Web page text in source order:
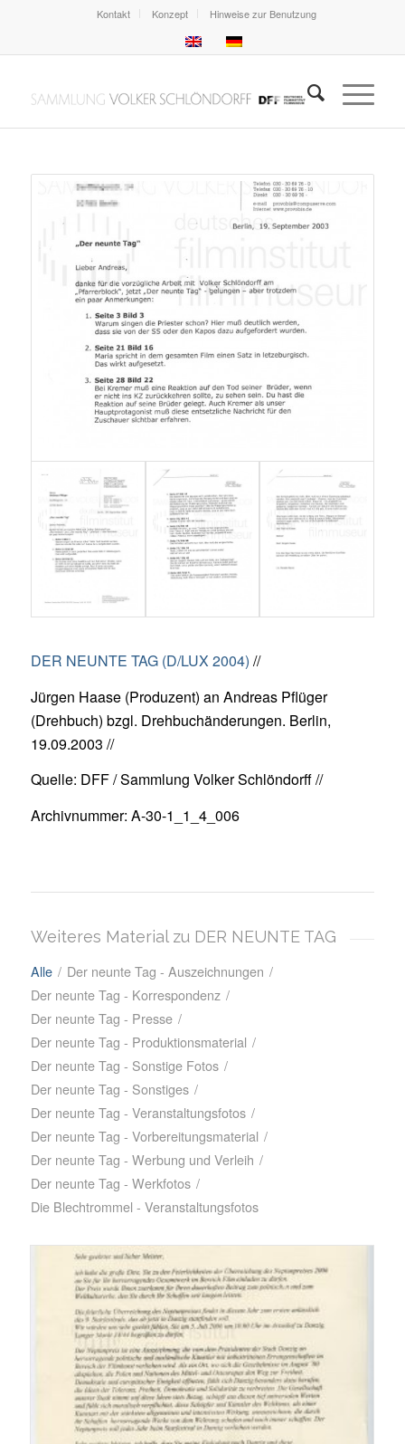
Kontakt Konzept Hinweise zur Benutzung
DER NEUNTE TAG (D/LUX 2004) //
Jürgen Haase (Produzent) an Andreas Pflüger
(Drehbuch) bzgl. Drehbuchänderungen. Berlin,
19.09.2003 //
Quelle: DFF / Sammlung Volker Schlöndorff //
Archivnummer: A-30-1_1_4_006
Weiteres Material zu DER NEUNTE TAG
Alle / Der neunte Tag - Auszeichnungen /
Der neunte Tag - Korrespondenz /
Der neunte Tag - Presse /
Der neunte Tag - Produktionsmaterial /
Der neunte Tag - Sonstige Fotos /
Der neunte Tag - Sonstiges /
Der neunte Tag - Veranstaltungsfotos /
Der neunte Tag - Vorbereitungsmaterial /
Der neunte Tag - Werbung und Verleih /
Der neunte Tag - Werkfotos /
Die Blechtrommel - Veranstaltungsfotos